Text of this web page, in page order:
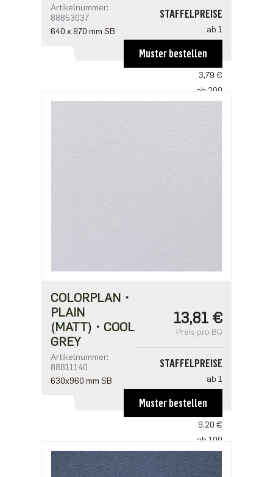
Artikelnummer:
88853037
640 x 970 mm SB
STAFFELPREISE
ab 1
ab 100
3,79 €
ab 200
Muster bestellen
COLORPLAN・
PLAIN
(MATT)・COOL
GREY
Artikelnummer:
88811140
630x960 mm SB
13,81 €
Preis pro BG
STAFFELPREISE
ab 1
ab 50
9,20 €
ab 100
8,90 €
ab 250
Muster bestellen